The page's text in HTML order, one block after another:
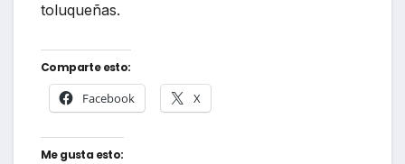
toluqueñas.
Comparte esto:
Facebook X
Me gusta esto: